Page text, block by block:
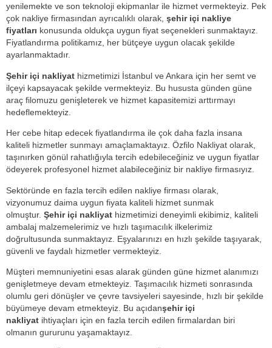
yenilemekte ve son teknoloji ekipmanlar ile hizmet vermekteyiz. Pek
çok nakliye firmasından ayrıcalıklı olarak, şehir içi nakliye
fiyatları konusunda oldukça uygun fiyat seçenekleri sunmaktayız.
Fiyatlandırma politikamız, her bütçeye uygun olacak şekilde
ayarlanmaktadır.
Şehir içi nakliyat hizmetimizi İstanbul ve Ankara için her semt ve
ilçeyi kapsayacak şekilde vermekteyiz. Bu hususta günden güne
araç filomuzu genişleterek ve hizmet kapasitemizi arttırmayı
hedeflemekteyiz.
Her cebe hitap edecek fiyatlandırma ile çok daha fazla insana
kaliteli hizmetler sunmayı amaçlamaktayız. Özfilo Nakliyat olarak,
taşınırken gönül rahatlığıyla tercih edebileceğiniz ve uygun fiyatlar
ödeyerek profesyonel hizmet alabileceğiniz bir nakliye firmasıyız.
Sektöründe en fazla tercih edilen nakliye firması olarak,
vizyonumuz daima uygun fiyata kaliteli hizmet sunmak
olmuştur. Şehir içi nakliyat hizmetimizi deneyimli ekibimiz, kaliteli
ambalaj malzemelerimiz ve hızlı taşımacılık ilkelerimiz
doğrultusunda sunmaktayız. Eşyalarınızı en hızlı şekilde taşıyarak,
güvenli ve faydalı hizmetler vermekteyiz.
Müşteri memnuniyetini esas alarak günden güne hizmet alanımızı
genişletmeye devam etmekteyiz. Taşımacılık hizmeti sonrasında
olumlu geri dönüşler ve çevre tavsiyeleri sayesinde, hızlı bir şekilde
büyümeye devam etmekteyiz. Bu açıdanşehir içi
nakliyat ihtiyaçları için en fazla tercih edilen firmalardan biri
olmanın gururunu yaşamaktayız.